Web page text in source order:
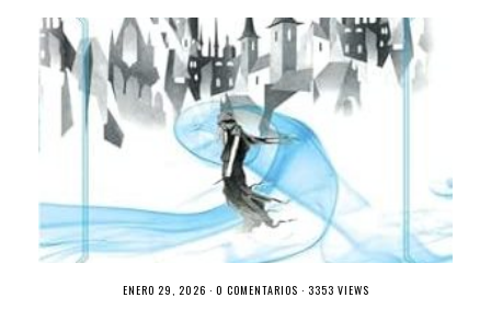
ENERO 29, 2026 · 0 COMENTARIOS · 3353 VIEWS